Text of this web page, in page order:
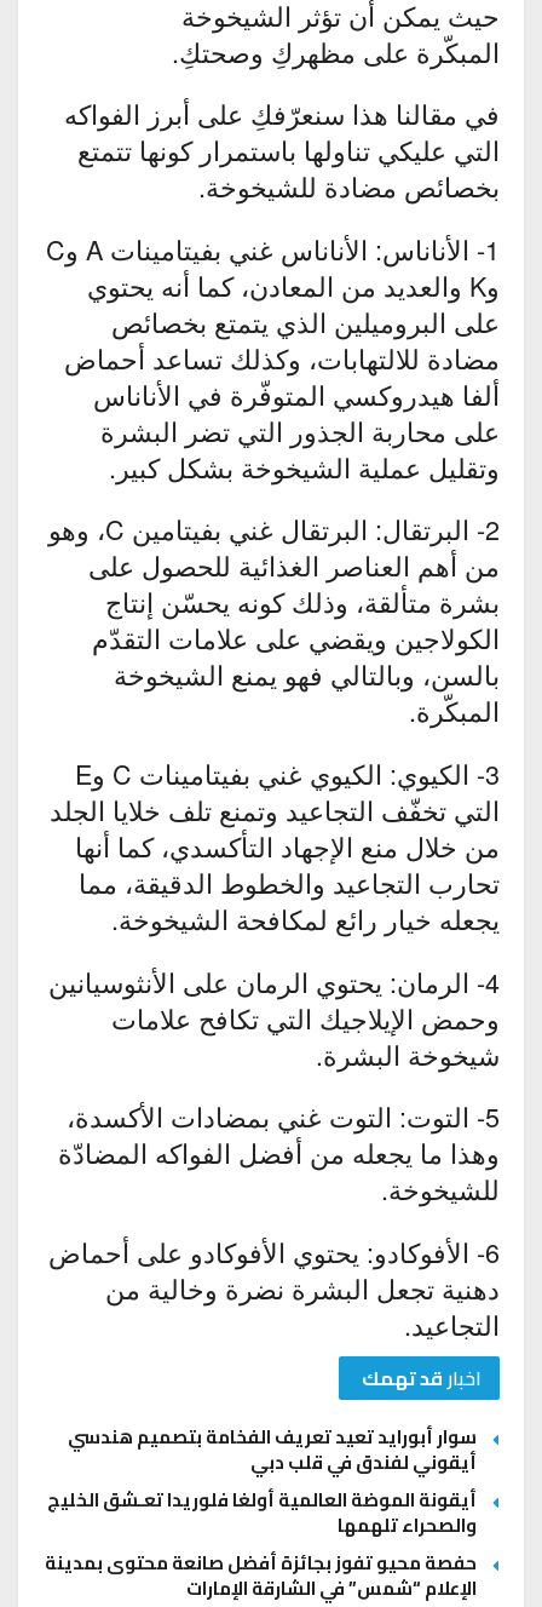
حيث يمكن أن تؤثر الشيخوخة
المبكّرة على مظهركِ وصحتكِ.
في مقالنا هذا سنعرّفكِ على أبرز الفواكه
التي عليكي تناولها باستمرار كونها تتمتع
بخصائص مضادة للشيخوخة.
1- الأناناس: الأناناس غني بفيتامينات A وC
وK والعديد من المعادن، كما أنه يحتوي
على البروميلين الذي يتمتع بخصائص
مضادة للالتهابات، وكذلك تساعد أحماض
ألفا هيدروكسي المتوفّرة في الأناناس
على محاربة الجذور التي تضر البشرة
وتقليل عملية الشيخوخة بشكل كبير.
2- البرتقال: البرتقال غني بفيتامين C، وهو
من أهم العناصر الغذائية للحصول على
بشرة متألقة، وذلك كونه يحسّن إنتاج
الكولاجين ويقضي على علامات التقدّم
بالسن، وبالتالي فهو يمنع الشيخوخة
المبكّرة.
3- الكيوي: الكيوي غني بفيتامينات C وE
التي تخفّف التجاعيد وتمنع تلف خلايا الجلد
من خلال منع الإجهاد التأكسدي، كما أنها
تحارب التجاعيد والخطوط الدقيقة، مما
يجعله خيار رائع لمكافحة الشيخوخة.
4- الرمان: يحتوي الرمان على الأنثوسيانين
وحمض الإيلاجيك التي تكافح علامات
شيخوخة البشرة.
5- التوت: التوت غني بمضادات الأكسدة،
وهذا ما يجعله من أفضل الفواكه المضادّة
للشيخوخة.
6- الأفوكادو: يحتوي الأفوكادو على أحماض
دهنية تجعل البشرة نضرة وخالية من
التجاعيد.
اخبارقد تهمك
سوار أبورايد تعيد تعريف الفخامة بتصميم هندسي
أيقوني لفندق في قلب دبي
أيقونة الموضة العالمية أولغا فلوريدا تعـشق الخليج
والصحراء تلهمها
حفصة محيو تفوز بجائزة أفضل صانعة محتوى بمدينة
الإعلام “شمس” في الشارقة الإمارات